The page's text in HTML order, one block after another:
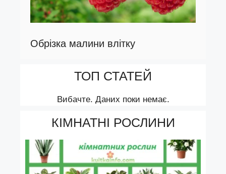
Обрізка малини влітку
ТОП СТАТЕЙ
Вибачте. Даних поки немає.
КІМНАТНІ РОСЛИНИ